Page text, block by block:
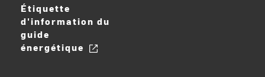
Étiquette
d'information du
guide
énergétique